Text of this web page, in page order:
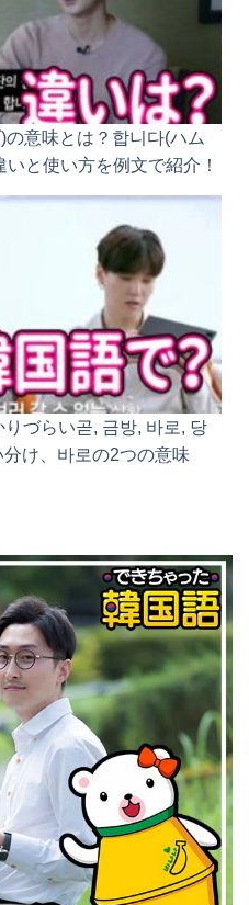
の意味とは？합니다(ハム
いと使い方を例文で紹
づらい곧, 금방, 바로,
分け、바로の2つの意